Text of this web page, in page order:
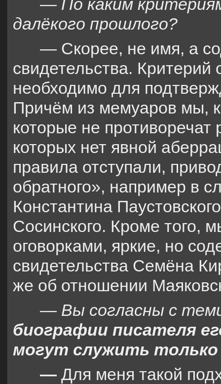
— По каким
далёкого прошлого?
— Скорее, не имя, а
свидетельства.
необходимо для
Причём из мемуаров мы,
которые не
которых нет явной
правила отступали,
обратного», например в
Константина
Сосинского. Кроме того,
оговорками, яркие, но
свидетельства Семёна
же об отношении
— Вы согласны с
биографии писателя
могут служить
— Для меня такой